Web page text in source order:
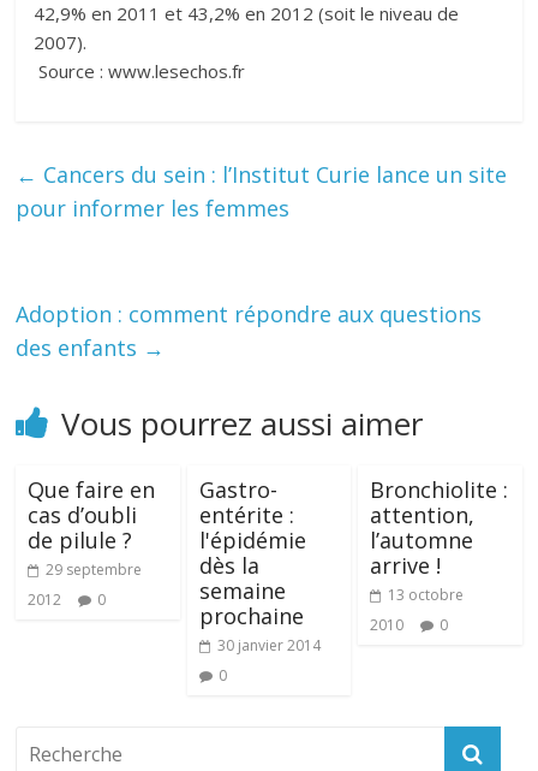
42,9% en 2011 et 43,2% en 2012 (soit le niveau de
2007).
Source : www.lesechos.fr
← Cancers du sein : l’Institut Curie lance un site
pour informer les femmes
Adoption : comment répondre aux questions
des enfants →
Vous pourrez aussi aimer
Que faire en
cas d’oubli
de pilule ?
29 septembre
2012
0
Gastro-
entérite :
l'épidémie
dès la
semaine
prochaine
30 janvier 2014
0
Bronchiolite :
attention,
l’automne
arrive !
13 octobre
2010
0